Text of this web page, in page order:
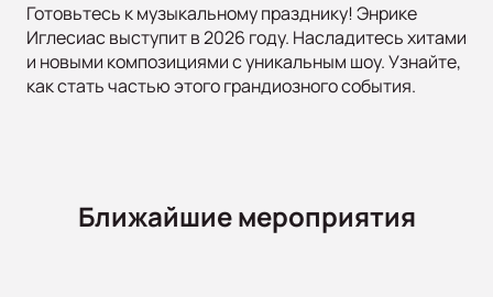
Готовьтесь к музыкальному празднику! Энрике
Иглесиас выступит в 2026 году. Насладитесь хитами
и новыми композициями с уникальным шоу. Узнайте,
как стать частью этого грандиозного события.
Ближайшие мероприятия